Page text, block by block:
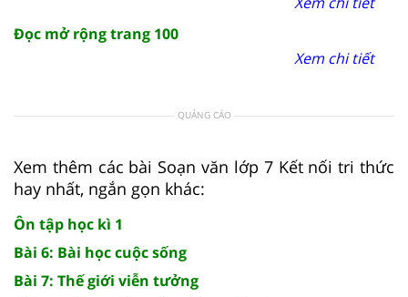
Đọc mở rộng trang 100
Xem chi tiết
QUẢNG CÁO
Xem thêm các bài Soạn văn lớp 7 Kết nối tri thức
hay nhất, ngắn gọn khác:
Ôn tập học kì 1
Bài 6: Bài học cuộc sống
Bài 7: Thế giới viễn tưởng